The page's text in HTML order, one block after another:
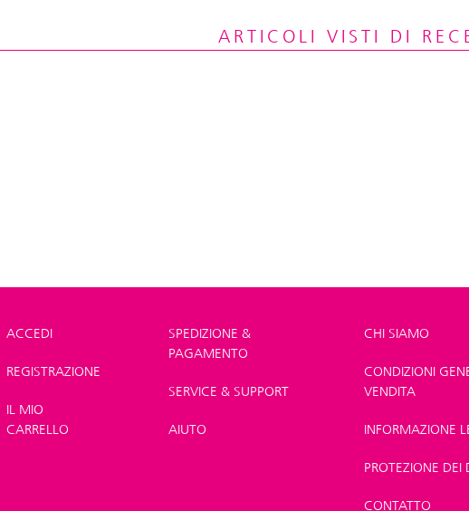
ARTICOLI VISTI DI
ACCEDI
REGISTRAZIONE
IL MIO
CARRELLO
SPEDIZIONE &
PAGAMENTO
SERVICE & SUPPORT
AIUTO
CHI SIAMO
CONDIZIONI
VENDITA
INFORMAZIONE
PROTEZIONE DEI
CONTATTO